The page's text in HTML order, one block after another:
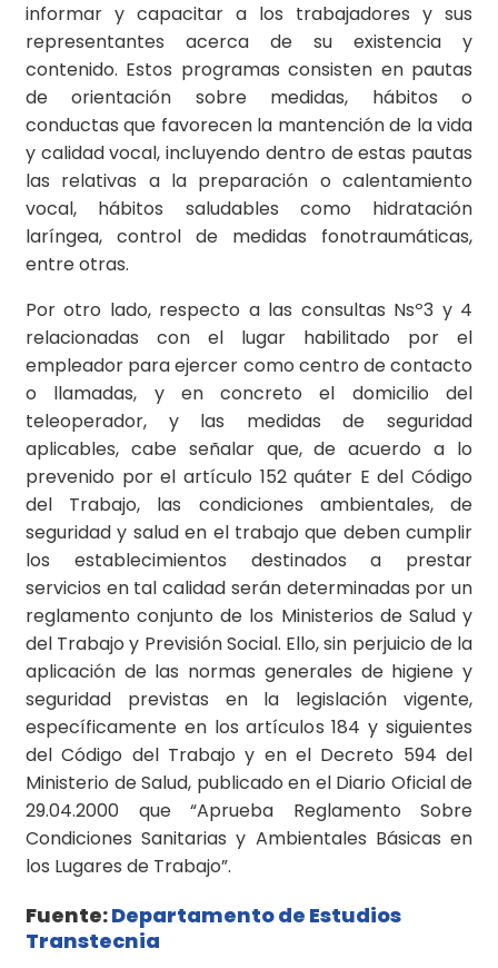
informar y capacitar a los trabajadores y sus
representantes acerca de su existencia y
contenido. Estos programas consisten en pautas
de orientación sobre medidas, hábitos o
conductas que favorecen la mantención de la vida
y calidad vocal, incluyendo dentro de estas pautas
las relativas a la preparación o calentamiento
vocal, hábitos saludables como hidratación
laríngea, control de medidas fonotraumáticas,
entre otras.
Por otro lado, respecto a las consultas Nsº3 y 4
relacionadas con el lugar habilitado por el
empleador para ejercer como centro de contacto
o llamadas, y en concreto el domicilio del
teleoperador, y las medidas de seguridad
aplicables, cabe señalar que, de acuerdo a lo
prevenido por el artículo 152 quáter E del Código
del Trabajo, las condiciones ambientales, de
seguridad y salud en el trabajo que deben cumplir
los establecimientos destinados a prestar
servicios en tal calidad serán determinadas por un
reglamento conjunto de los Ministerios de Salud y
del Trabajo y Previsión Social. Ello, sin perjuicio de la
aplicación de las normas generales de higiene y
seguridad previstas en la legislación vigente,
específicamente en los artículos 184 y siguientes
del Código del Trabajo y en el Decreto 594 del
Ministerio de Salud, publicado en el Diario Oficial de
29.04.2000 que “Aprueba Reglamento Sobre
Condiciones Sanitarias y Ambientales Básicas en
los Lugares de Trabajo”.
Fuente:Departamento de Estudios
Transtecnia